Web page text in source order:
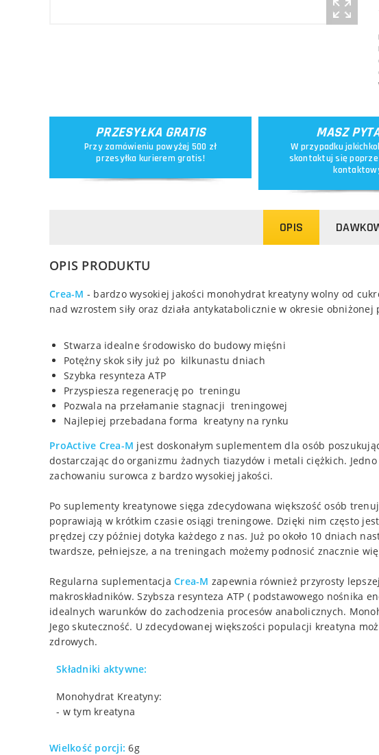
PRZESYŁKA GRATIS
Przy zamówieniu powyżej 500 zł
przesyłka kurierem gratis!
MASZ
W przypadku
skontaktuj się
OPIS
OPIS PRODUKTU
Crea-M - bardzo wysokiej jakości monohydrat kreatyny wolny od
nad wzrostem siły oraz działa antykatabolicznie w okresie obniżonej
Stwarza idealne środowisko do budowy mięśni
Potężny skok siły już po kilkunastu dniach
Szybka resynteza ATP
Przyspiesza regenerację po treningu
Pozwala na przełamanie stagnacji treningowej
Najlepiej przebadana forma kreatyny na rynku
ProActive Crea-M jest doskonałym suplementem dla osób
dostarczając do organizmu żadnych tiazydów i metali ciężkich.
zachowaniu surowca z bardzo wysokiej jakości.
Po suplementy kreatynowe sięga zdecydowana większość osób
poprawiają w krótkim czasie osiągi treningowe. Dzięki nim często
prędzej czy później dotyka każdego z nas. Już po około 10 dniach
twardsze, pełniejsze, a na treningach możemy podnosić znacznie
Regularna suplementacja Crea-M zapewnia również przyrosty
makroskładników. Szybsza resynteza ATP ( podstawowego
idealnych warunków do zachodzenia procesów anabolicznych.
Jego skuteczność. U zdecydowanej większości populacji kreatyna
zdrowych.
Składniki aktywne:
Monohydrat Kreatyny:
- w tym kreatyna
Wielkość porcji: 6g